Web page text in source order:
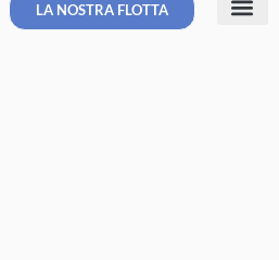
LA NOSTRA FLOTTA